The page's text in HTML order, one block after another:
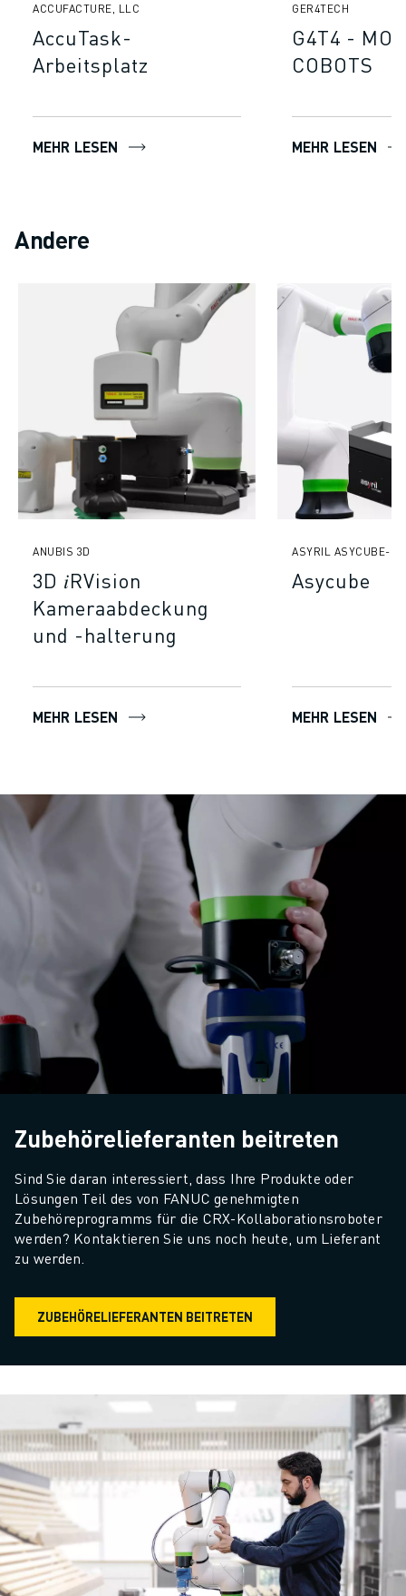
ÜBER FANUC
FANUC IN EUROPA
UNSERE STANDORTE
NACHHALTIGKEIT
JETZT BEWERBEN » KARRIEREPORTAL
IMPRESSUM
ACCUFACTURE, LLC
AccuTask-
Arbeitsplatz
MEHR LESEN
GER4TECH
G4T4 -
COBOTS
MEHR LESEN
Andere
ANUBIS 3D
3D 𝑖RVision
Kameraabdeckung
und -halterung
MEHR LESEN
ASYRIL ASYCUBE-
Asycube
MEHR LESEN
Zubehörelieferanten beitreten
Sind Sie daran interessiert, dass Ihre Produkte oder
Lösungen Teil des von FANUC genehmigten
Zubehöreprogramms für die CRX-Kollaborationsroboter
werden? Kontaktieren Sie uns noch heute, um Lieferant
zu werden.
ZUBEHÖRELIEFERANTEN BEITRETEN